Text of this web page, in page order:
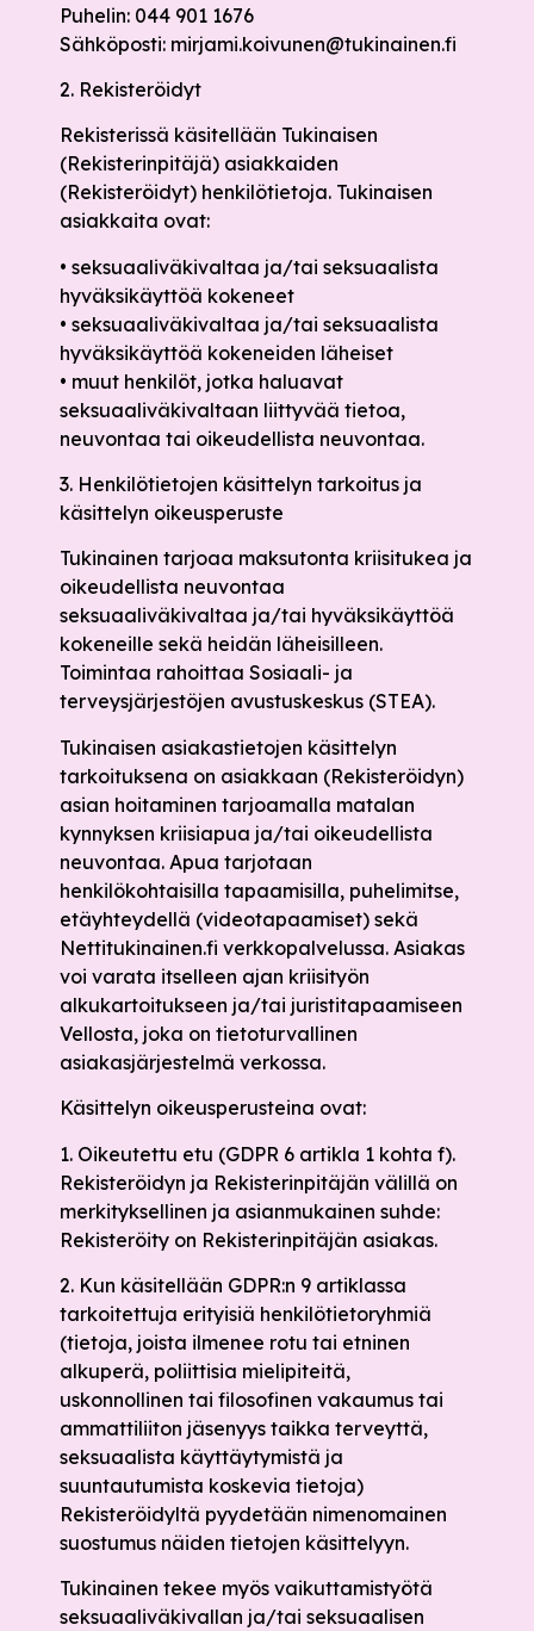
Puhelin: 044 901 1676
Sähköposti: mirjami.koivunen@tukinainen.fi
2. Rekisteröidyt
Rekisterissä käsitellään Tukinaisen
(Rekisterinpitäjä) asiakkaiden
(Rekisteröidyt) henkilötietoja. Tukinaisen
asiakkaita ovat:
• seksuaaliväkivaltaa ja/tai seksuaalista
hyväksikäyttöä kokeneet
• seksuaaliväkivaltaa ja/tai seksuaalista
hyväksikäyttöä kokeneiden läheiset
• muut henkilöt, jotka haluavat
seksuaaliväkivaltaan liittyvää tietoa,
neuvontaa tai oikeudellista neuvontaa.
3. Henkilötietojen käsittelyn tarkoitus ja
käsittelyn oikeusperuste
Tukinainen tarjoaa maksutonta kriisitukea ja
oikeudellista neuvontaa
seksuaaliväkivaltaa ja/tai hyväksikäyttöä
kokeneille sekä heidän läheisilleen.
Toimintaa rahoittaa Sosiaali- ja
terveysjärjestöjen avustuskeskus (STEA).
Tukinaisen asiakastietojen käsittelyn
tarkoituksena on asiakkaan (Rekisteröidyn)
asian hoitaminen tarjoamalla matalan
kynnyksen kriisiapua ja/tai oikeudellista
neuvontaa. Apua tarjotaan
henkilökohtaisilla tapaamisilla, puhelimitse,
etäyhteydellä (videotapaamiset) sekä
Nettitukinainen.fi verkkopalvelussa. Asiakas
voi varata itselleen ajan kriisityön
alkukartoitukseen ja/tai juristitapaamiseen
Vellosta, joka on tietoturvallinen
asiakasjärjestelmä verkossa.
Käsittelyn oikeusperusteina ovat:
1. Oikeutettu etu (GDPR 6 artikla 1 kohta f).
Rekisteröidyn ja Rekisterinpitäjän välillä on
merkityksellinen ja asianmukainen suhde:
Rekisteröity on Rekisterinpitäjän asiakas.
2. Kun käsitellään GDPR:n 9 artiklassa
tarkoitettuja erityisiä henkilötietoryhmiä
(tietoja, joista ilmenee rotu tai etninen
alkuperä, poliittisia mielipiteitä,
uskonnollinen tai filosofinen vakaumus tai
ammattiliiton jäsenyys taikka terveyttä,
seksuaalista käyttäytymistä ja
suuntautumista koskevia tietoja)
Rekisteröidyltä pyydetään nimenomainen
suostumus näiden tietojen käsittelyyn.
Tukinainen tekee myös vaikuttamistyötä
seksuaaliväkivallan ja/tai seksuaalisen